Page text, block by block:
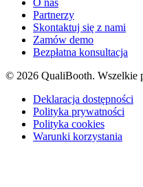
Partnerzy
Skontaktuj się z nami
Zamów demo
Bezpłatna konsultacja
© 2026 QualiBooth. Wszelkie
Deklaracja dostępności
Polityka prywatności
Polityka cookies
Warunki korzystania